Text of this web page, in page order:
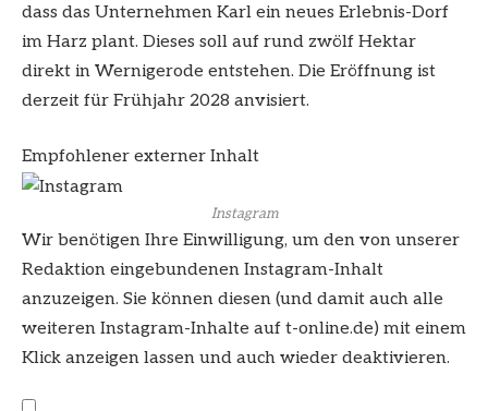
dass das Unternehmen Karl ein neues Erlebnis-Dorf
im Harz plant. Dieses soll auf rund zwölf Hektar
direkt in Wernigerode entstehen. Die Eröffnung ist
derzeit für Frühjahr 2028 anvisiert.
Empfohlener externer Inhalt
Instagram
Wir benötigen Ihre Einwilligung, um den von unserer
Redaktion eingebundenen Instagram-Inhalt
anzuzeigen. Sie können diesen (und damit auch alle
weiteren Instagram-Inhalte auf t-online.de) mit einem
Klick anzeigen lassen und auch wieder deaktivieren.